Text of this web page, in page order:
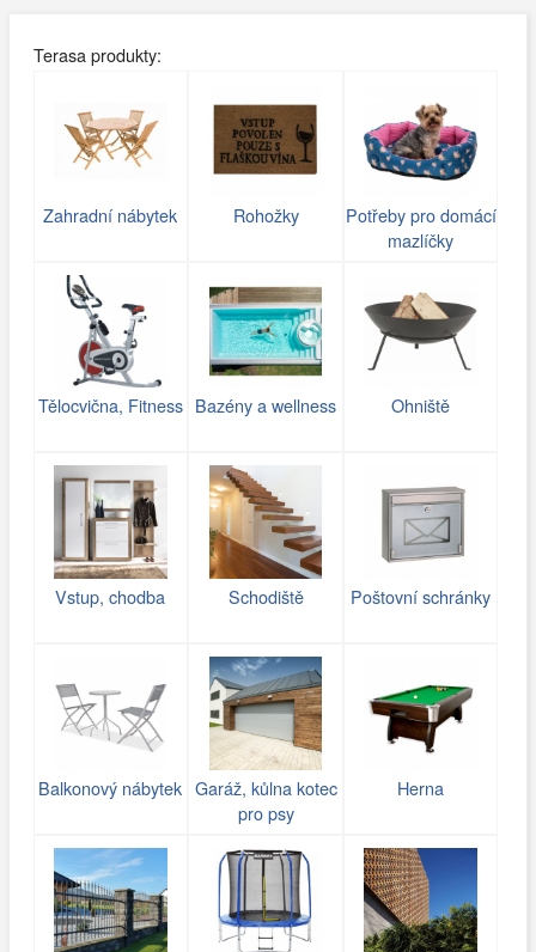
Terasa produkty:
Zahradní nábytek Rohožky
Potřeby pro domácí
mazlíčky
Tělocvična, Fitness Bazény a wellness Ohniště
Vstup, chodba Schodiště Poštovní schránky
Balkonový nábytek Garáž, kůlna kotec
pro psy
Herna